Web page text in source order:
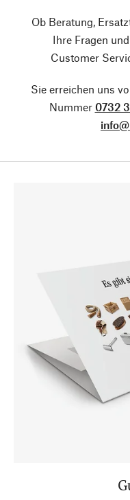
Ob Beratung,
Ihre Fragen
Customer
Sie erreichen uns
Nummer 0732